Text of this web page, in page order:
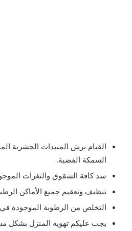
القيام برش المبيدات الحشرية
السمكة الفضية.
سد كافة الشقوق والثغرات
تنظيف وتعقيم جميع الأماكن
التخلص من الرطوبة الموجودة
يجب عليكم تهوية المنزل بشكل